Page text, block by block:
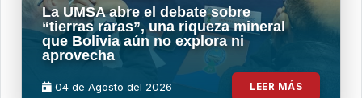
La UMSA abre el debate sobre
“tierras raras”, una riqueza mineral
que Bolivia aún no explora ni
aprovecha
04 de Agosto del 2026 LEER MÁS